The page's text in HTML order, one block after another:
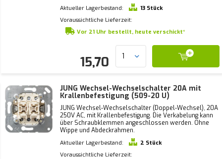
Aktueller Lagerbestand:
13 Stück
Voraussichtliche Lieferzeit:
Vor 21 Uhr bestellt, heute verschickt*
15,70
JUNG Wechsel-Wechselschalter 20A mit
Krallenbefestigung (509-20 U)
JUNG Wechsel-Wechselschalter (Doppel-Wechsel), 20A
250V AC, mit Krallenbefestigung. Die Verkabelung kann
über Schraubklemmen angeschlossen werden. Ohne
Wippe und Abdeckrahmen.
Aktueller Lagerbestand:
2 Stück
Voraussichtliche Lieferzeit: